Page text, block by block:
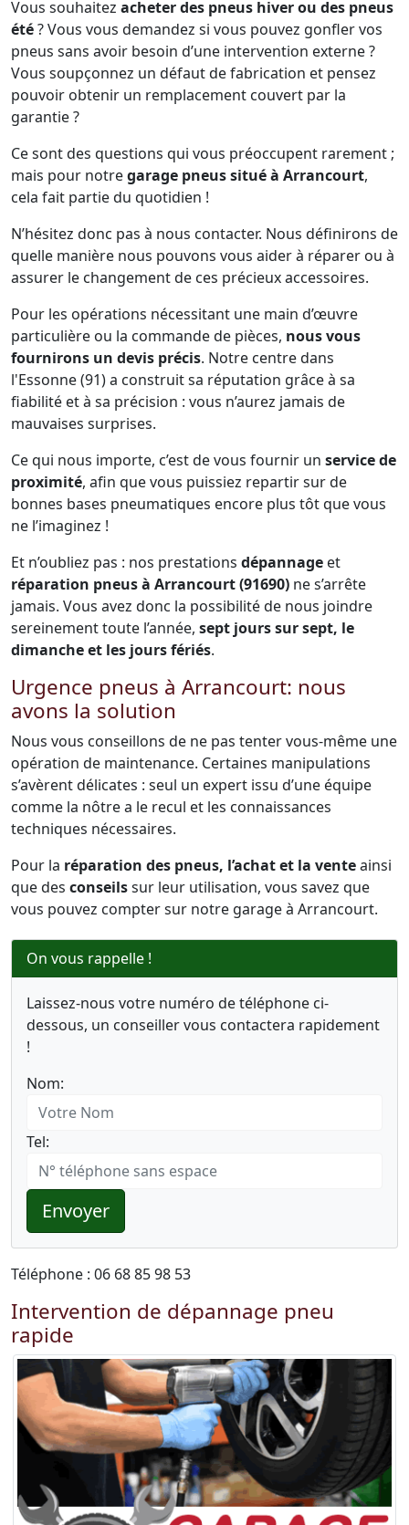
Vous souhaitez acheter des pneus hiver ou des pneus
été? Vous vous demandez si vous pouvez gonfler vos
pneus sans avoir besoin d’une intervention externe ?
Vous soupçonnez un défaut de fabrication et pensez
pouvoir obtenir un remplacement couvert par la
garantie ?
Ce sont des questions qui vous préoccupent rarement ;
mais pour notregarage pneus situé à Arrancourt,
cela fait partie du quotidien !
N’hésitez donc pas à nous contacter. Nous définirons de
quelle manière nous pouvons vous aider à réparer ou à
assurer le changement de ces précieux accessoires.
Pour les opérations nécessitant une main d’œuvre
particulière ou la commande de pièces, nous vous
fournirons un devis précis. Notre centre dans
l'Essonne (91) a construit sa réputation grâce à sa
fiabilité et à sa précision : vous n’aurez jamais de
mauvaises surprises.
Ce qui nous importe, c’est de vous fournir un service de
proximité, afin que vous puissiez repartir sur de
bonnes bases pneumatiques encore plus tôt que vous
ne l’imaginez !
Et n’oubliez pas : nos prestations dépannage et
réparation pneus à Arrancourt (91690) ne s’arrête
jamais. Vous avez donc la possibilité de nous joindre
sereinement toute l’année, sept jours sur sept, le
dimanche et les jours fériés.
Urgence pneus à Arrancourt: nous
avons la solution
Nous vous conseillons de ne pas tenter vous-même une
opération de maintenance. Certaines manipulations
s’avèrent délicates : seul un expert issu d’une équipe
comme la nôtre a le recul et les connaissances
techniques nécessaires.
Pour la réparation des pneus, l’achat et la venteainsi
que des conseilssur leur utilisation, vous savez que
vous pouvez compter sur notre garage à Arrancourt.
On vous rappelle !
Laissez-nous votre numéro de téléphone ci-
dessous, un conseiller vous contactera rapidement
!
Nom:
Tel:
Envoyer
Téléphone : 06 68 85 98 53
Intervention de dépannage pneu
rapide